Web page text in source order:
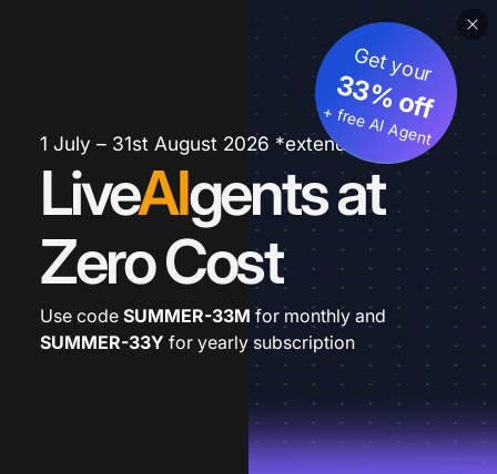
1 July – 31st August 2026 *extended
LiveAIgents at
Zero Cost
Get your
33% off
+ free AI Agent
Use code SUMMER-33M for monthly and
SUMMER-33Y for yearly subscription